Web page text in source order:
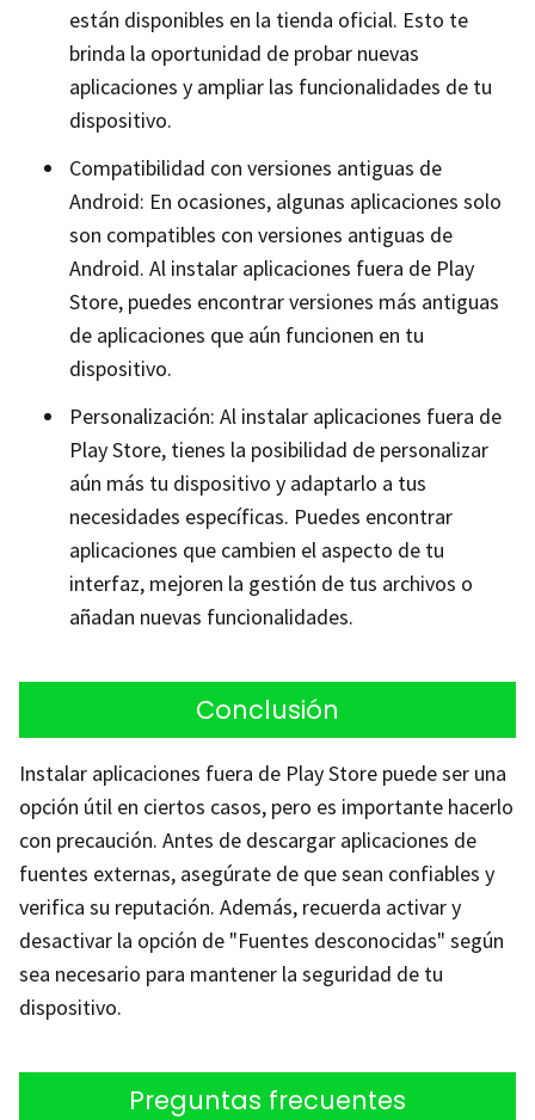
están disponibles en la tienda oficial. Esto te
brinda la oportunidad de probar nuevas
aplicaciones y ampliar las funcionalidades de tu
dispositivo.
Compatibilidad con versiones antiguas de
Android: En ocasiones, algunas aplicaciones solo
son compatibles con versiones antiguas de
Android. Al instalar aplicaciones fuera de Play
Store, puedes encontrar versiones más antiguas
de aplicaciones que aún funcionen en tu
dispositivo.
Personalización: Al instalar aplicaciones fuera de
Play Store, tienes la posibilidad de personalizar
aún más tu dispositivo y adaptarlo a tus
necesidades específicas. Puedes encontrar
aplicaciones que cambien el aspecto de tu
interfaz, mejoren la gestión de tus archivos o
añadan nuevas funcionalidades.
Conclusión
Instalar aplicaciones fuera de Play Store puede ser una
opción útil en ciertos casos, pero es importante hacerlo
con precaución. Antes de descargar aplicaciones de
fuentes externas, asegúrate de que sean confiables y
verifica su reputación. Además, recuerda activar y
desactivar la opción de "Fuentes desconocidas" según
sea necesario para mantener la seguridad de tu
dispositivo.
Preguntas frecuentes